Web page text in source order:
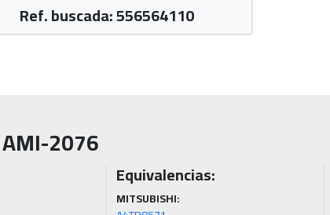
Ref. buscada: 556564110
AMI-2076
Equivalencias:
MITSUBISHI: